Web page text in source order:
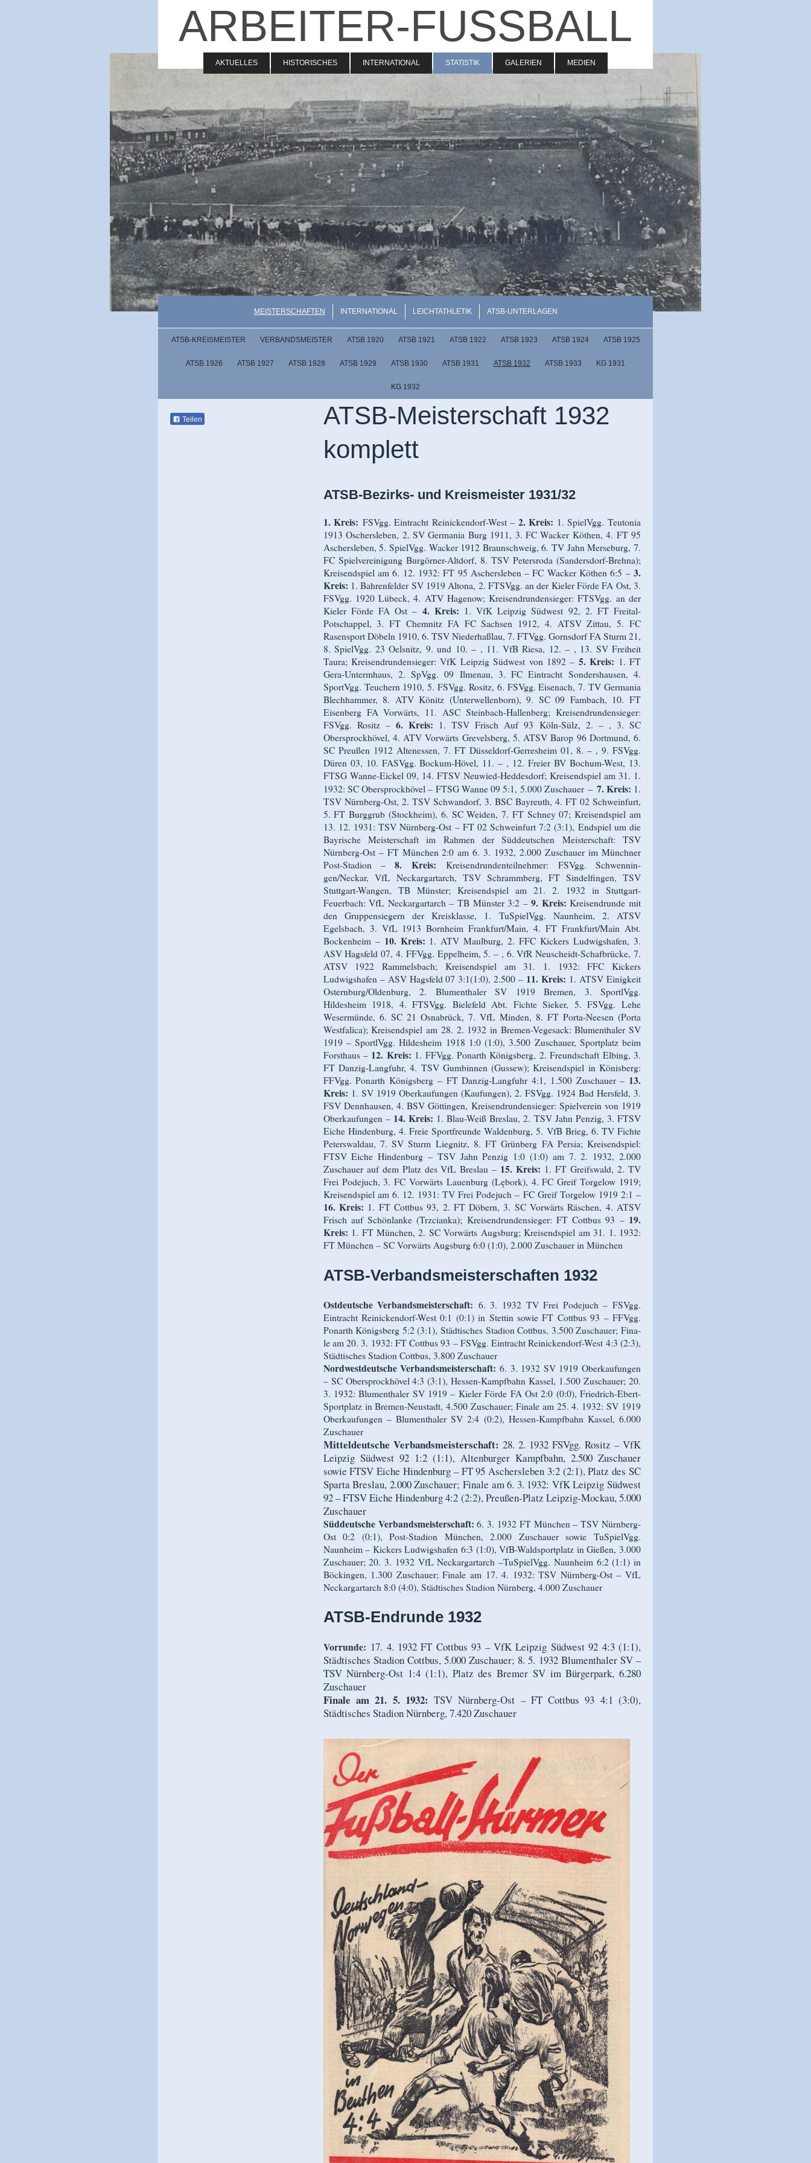
ARBEITER-FUSSBALL
AKTUELLES HISTORISCHES INTERNATIONAL STATISTIK GALERIEN MEDIEN
MEISTERSCHAFTEN INTERNATIONAL LEICHTATHLETIK ATSB-UNTERLAGEN
ATSB-KREISMEISTER VERBANDSMEISTER ATSB 1920 ATSB 1921 ATSB 1922 ATSB 1923 ATSB 1924 ATSB 1925
ATSB 1926 ATSB 1927 ATSB 1928 ATSB 1929 ATSB 1930 ATSB 1931 ATSB 1932 ATSB 1933 KG 1931
KG 1932
ATSB-Meisterschaft 1932
komplett
ATSB-Bezirks- und Kreismeister 1931/32
1. Kreis: FSVgg. Eintracht Reinickendorf-West – 2. Kreis: 1. SpielVgg. Teutonia
1913 Oschersleben, 2. SV Germania Burg 1911, 3. FC Wacker Köthen, 4. FT 95
Aschersleben, 5. SpielVgg. Wacker 1912 Braun­schweig, 6. TV Jahn Merseburg, 7.
FC Spielvereinigung Burgörner-Altdorf, 8. TSV Petersroda (Sandersdorf-Brehna);
Kreisendspiel am 6. 12. 1932: FT 95 Aschersleben – FC Wacker Köthen 6:5 – 3.
Kreis: 1. Bahren­felder SV 1919 Altona, 2. FTSVgg. an der Kieler Förde FA Ost, 3.
FSVgg. 1920 Lübeck, 4. ATV Hagenow; Kreisendrundensieger: FTSVgg. an der
Kieler Förde FA Ost – 4. Kreis: 1. VfK Leipzig Südwest 92, 2. FT Freital-
Potschappel, 3. FT Chemnitz FA FC Sachsen 1912, 4. ATSV Zittau, 5. FC
Rasensport Döbeln 1910, 6. TSV Niederhaßlau, 7. FTVgg. Gornsdorf FA Sturm 21,
8. SpielVgg. 23 Oelsnitz, 9. und 10. – , 11. VfB Riesa, 12. – , 13. SV Freiheit
Taura; Kreisendrundensieger: VfK Leipzig Südwest von 1892 – 5. Kreis: 1. FT
Gera-Untermhaus, 2. SpVgg. 09 Ilmenau, 3. FC Eintracht Sondershausen, 4.
SportVgg. Teuchern 1910, 5. FSVgg. Rositz, 6. FSVgg. Eisenach, 7. TV Germania
Blechhammer, 8. ATV Könitz (Unterwellenborn), 9. SC 09 Fambach, 10. FT
Eisenberg FA Vorwärts, 11. ASC Steinbach-Hallenberg; Kreisendrundensieger:
FSVgg. Rositz – 6. Kreis: 1. TSV Frisch Auf 93 Köln-Sülz, 2. – , 3. SC
Obersprockhövel, 4. ATV Vorwärts Grevelsberg, 5. ATSV Barop 96 Dortmund, 6.
SC Preußen 1912 Altenessen, 7. FT Düsseldorf-Gerresheim 01, 8. – , 9. FSVgg.
Düren 03, 10. FASVgg. Bockum-Hövel, 11. – , 12. Freier BV Bochum-West, 13.
FTSG Wanne-Eickel 09, 14. FTSV Neuwied-Heddesdorf; Kreisendspiel am 31. 1.
1932: SC Obersprockhövel – FTSG Wanne 09 5:1, 5.000 Zuschauer – 7. Kreis: 1.
TSV Nürnberg-Ost, 2. TSV Schwandorf, 3. BSC Bayreuth, 4. FT 02 Schweinfurt,
5. FT Burggrub (Stockheim), 6. SC Weiden, 7. FT Schney 07; Kreisendspiel am
13. 12. 1931: TSV Nürnberg-Ost – FT 02 Schweinfurt 7:2 (3:1), Endspiel um die
Bayrische Meisterschaft im Rah­men der Süddeutschen Meisterschaft: TSV
Nürnberg-Ost – FT München 2:0 am 6. 3. 1932, 2.000 Zuschauer im Münchner
Post-Stadion –8. Kreis: Kreisendrundenteilnehmer: FSVgg. Schwennin­
gen/Neckar, VfL Neckargartarch, TSV Schrammberg, FT Sindelfingen, TSV
Stuttgart-Wangen, TB Münster; Kreisendspiel am 21. 2. 1932 in Stuttgart-
Feuerbach: VfL Neckargartarch – TB Münster 3:2 –9. Kreis: Kreisendrunde mit
den Gruppensiegern der Kreisklasse, 1. TuSpielVgg. Naunheim, 2. ATSV
Egelsbach, 3. VfL 1913 Bornheim Frankfurt/Main, 4. FT Frankfurt/Main Abt.
Bockenheim – 10. Kreis: 1. ATV Maulburg, 2. FFC Kickers Ludwigshafen, 3.
ASV Hagsfeld 07, 4. FFVgg. Eppelheim, 5. – , 6. VfR Neuscheidt-Schafbrücke, 7.
ATSV 1922 Rammelsbach; Kreisendspiel am 31. 1. 1932: FFC Kickers
Ludwigshafen – ASV Hagsfeld 07 3:1(1:0), 2.500 – 11. Kreis: 1. ATSV Einigkeit
Osternburg/Oldenburg, 2. Blumenthaler SV 1919 Bremen, 3. SportlVgg.
Hildesheim 1918, 4. FTSVgg. Bielefeld Abt. Fichte Sieker, 5. FSVgg. Lehe
Wesermünde, 6. SC 21 Osnabrück, 7. VfL Minden, 8. FT Porta-Neesen (Porta
Westfalica); Kreisendspiel am 28. 2. 1932 in Bremen-Vegesack: Blumenthaler SV
1919 – SportlVgg. Hildesheim 1918 1:0 (1:0), 3.500 Zuschauer, Sportplatz beim
Forsthaus – 12. Kreis: 1. FFVgg. Ponarth Königsberg, 2. Freundschaft Elbing, 3.
FT Danzig-Langfuhr, 4. TSV Gumbinnen (Gussew); Kreisendspiel in Könisberg:
FFVgg. Ponarth Königsberg – FT Danzig-Langfuhr 4:1, 1.500 Zuschauer – 13.
Kreis: 1. SV 1919 Oberkaufungen (Kaufungen), 2. FSVgg. 1924 Bad Hersfeld, 3.
FSV Dennhausen, 4. BSV Göttingen, Kreisendrundensieger: Spielverein von 1919
Oberkaufungen – 14. Kreis: 1. Blau-Weiß Breslau, 2. TSV Jahn Penzig, 3. FTSV
Eiche Hindenburg, 4. Freie Sportfreunde Waldenburg, 5. VfB Brieg, 6. TV Fichte
Peterswaldau, 7. SV Sturm Liegnitz, 8. FT Grünberg FA Persia; Kreisendspiel:
FTSV Eiche Hindenburg – TSV Jahn Penzig 1:0 (1:0) am 7. 2. 1932, 2.000
Zuschauer auf dem Platz des VfL Breslau – 15. Kreis: 1. FT Greifswald, 2. TV
Frei Podejuch, 3. FC Vorwärts Lauenburg (Lębork), 4. FC Greif Torgelow 1919;
Kreisendspiel am 6. 12. 1931: TV Frei Podejuch – FC Greif Torgelow 1919 2:1 –
16. Kreis: 1. FT Cottbus 93, 2. FT Döbern, 3. SC Vorwärts Räschen, 4. ATSV
Frisch auf Schönlanke (Trzcianka); Kreisendrundensieger: FT Cottbus 93 – 19.
Kreis: 1. FT München, 2. SC Vorwärts Augsburg; Kreisendspiel am 31. 1. 1932:
FT München – SC Vorwärts Augsburg 6:0 (1:0), 2.000 Zuschauer in München
ATSB-Verbandsmeisterschaften 1932
Ostdeutsche Verbandsmeisterschaft: 6. 3. 1932 TV Frei Podejuch – FSVgg.
Eintracht Reinickendorf-West 0:1 (0:1) in Stettin sowie FT Cottbus 93 – FFVgg.
Ponarth Königsberg 5:2 (3:1), Städtisches Stadion Cottbus, 3.500 Zuschauer; Fina­
le am 20. 3. 1932: FT Cottbus 93 – FSVgg. Eintracht Reinickendorf-West 4:3 (2:3),
Städtisches Stadion Cottbus, 3.800 Zuschauer
Nordwestdeutsche Verbandsmeisterschaft: 6. 3. 1932 SV 1919 Oberkaufungen
– SC Obersprockhövel 4:3 (3:1), Hessen-Kampfbahn Kassel, 1.500 Zuschauer; 20.
3. 1932: Blumenthaler SV 1919 – Kieler Förde FA Ost 2:0 (0:0), Friedrich-Ebert-
Sportplatz in Bremen-Neustadt, 4.500 Zuschauer; Finale am 25. 4. 1932: SV 1919
Oberkaufungen – Blumenthaler SV 2:4 (0:2), Hessen-Kampfbahn Kassel, 6.000
Zuschauer
Mitteldeutsche Verbandsmeisterschaft: 28. 2. 1932 FSVgg. Rositz – VfK
Leipzig Südwest 92 1:2 (1:1), Alten­burger Kampfbahn, 2.500 Zuschauer
sowie FTSV Eiche Hindenburg – FT 95 Aschersleben 3:2 (2:1), Platz des SC
Sparta Breslau, 2.000 Zuschauer; Finale am 6. 3. 1932: VfK Leipzig Südwest
92 – FTSV Eiche Hindenburg 4:2 (2:2), Preußen-Platz Leipzig-Mockau, 5.000
Zuschauer
Süd­deutsche Verbandsmeisterschaft: 6. 3. 1932 FT München – TSV Nürnberg-
Ost 0:2 (0:1), Post-Stadion München, 2.000 Zuschauer sowie TuSpielVgg.
Naunheim – Kickers Ludwigshafen 6:3 (1:0), VfB-Waldsportplatz in Gießen, 3.000
Zuschauer; 20. 3. 1932 VfL Neckargartarch –TuSpielVgg. Naunheim 6:2 (1:1) in
Böckingen, 1.300 Zuschauer; Finale am 17. 4. 1932: TSV Nürnberg-Ost – VfL
Neckargartarch 8:0 (4:0), Städtisches Stadion Nürnberg, 4.000 Zuschauer
ATSB-Endrunde 1932
Vorrunde: 17. 4. 1932 FT Cottbus 93 – VfK Leipzig Südwest 92 4:3 (1:1),
Städtisches Stadion Cottbus, 5.000 Zuschauer; 8. 5. 1932 Blumenthaler SV –
TSV Nürnberg-Ost 1:4 (1:1), Platz des Bremer SV im Bürgerpark, 6.280
Zuschauer
Finale am 21. 5. 1932: TSV Nürnberg-Ost – FT Cottbus 93 4:1 (3:0),
Städtisches Stadion Nürnberg, 7.420 Zuschauer
Teilen